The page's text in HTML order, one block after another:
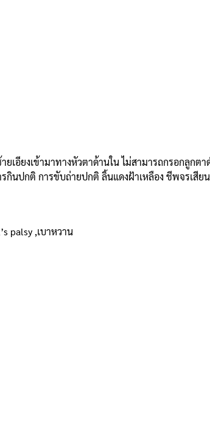
เอียงเข้ามาทางหัวตาด้านใน ไม่สามารถกรอกลูก
ปกติ การขับถ่ายปกติ ลิ้นแดงฝ้าเหลือง ชีพจรเสียน
palsy ,เบาหวาน